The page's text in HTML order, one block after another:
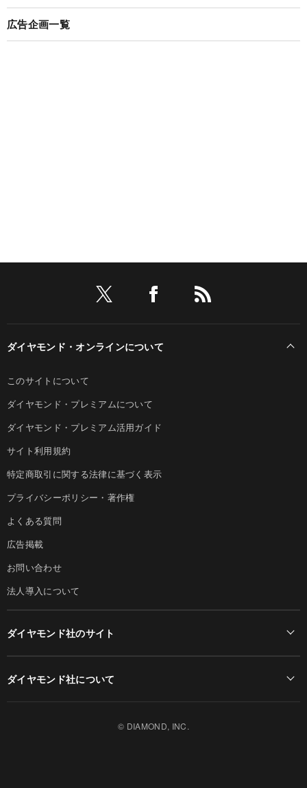
広告企画一覧
ダイヤモンド・オンラインについて
このサイトについて
ダイヤモンド・プレミアムについて
ダイヤモンド・プレミアム活用ガイド
サイト利用規約
特定商取引に関する法律に基づく表示
プライバシーポリシー・著作権
よくある質問
広告掲載
お問い合わせ
法人導入について
ダイヤモンド社のサイト
ダイヤモンド社について
© DIAMOND, INC.